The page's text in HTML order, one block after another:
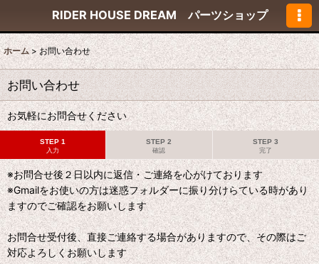
RIDER HOUSE DREAM パーツショップ
ホーム > お問い合わせ
お問い合わせ
お気軽にお問合せください
STEP 1
入力
STEP 2
確認
STEP 3
完了
※お問合せ後２日以内に返信・ご連絡を心がけております
※Gmailをお使いの方は迷惑フォルダーに振り分けらている時があり
ますのでご確認をお願いします
お問合せ受付後、直接ご連絡する場合がありますので、その際はご
対応よろしくお願いします